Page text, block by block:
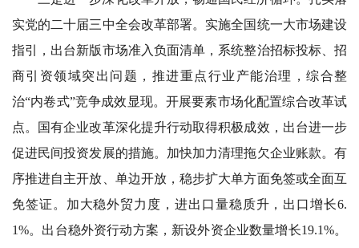
实党的二十届三中全会改革部署。实施全国统一大市场建设
指引，出台新版市场准入负面清单，系统整治招标投标、招
商引资领域突出问题，推进重点行业产能治理，综合整
治“内卷式”竞争成效显现。开展要素市场化配置综合改革试
点。国有企业改革深化提升行动取得积极成效，出台进一步
促进民间投资发展的措施。加快加力清理拖欠企业账款。有
序推进自主开放、单边开放，稳步扩大单方面免签或全面互
免签证。加大稳外贸力度，进出口量稳质升，出口增长6.
1%。出台稳外资行动方案，新设外资企业数量增长19.1%。